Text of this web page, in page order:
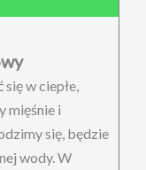
w ciepłe,
mięśnie i
się, będzie
wody. W